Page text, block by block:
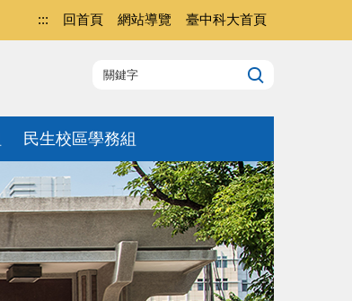
民生校區學務組
::: 回首頁 網站導覽 臺中科大首頁